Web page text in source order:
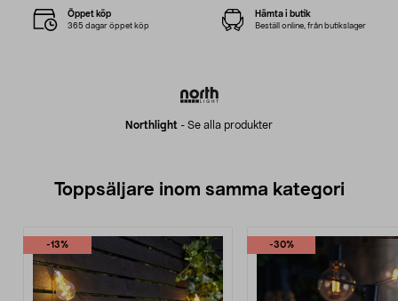
Northlight - Se alla produkter
Öppet köp
365 dagar öppet köp
Hämta i butik
Beställ online, från butikslager
Toppsäljare inom samma kategori
-13% -30%